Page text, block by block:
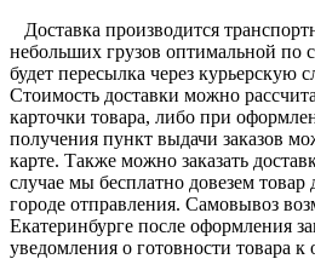
Доставка производится
небольших грузов оптимальной по
будет пересылка через
Стоимость доставки можно
карточки товара, либо при
получения пункт выдачи заказов
карте. Также можно заказать
случае мы бесплатно довезем
городе отправления. Самовывоз
Екатеринбурге после оформления
уведомления о готовности товара к